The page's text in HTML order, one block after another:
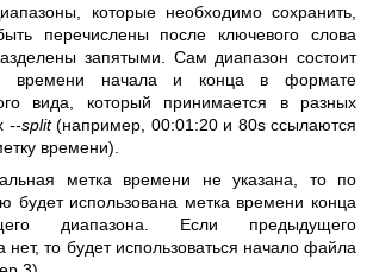
которые необходимо сохранить,
перечислены после ключевого слова
запятыми. Сам диапазон состоит
времени начала и конца в формате
вида, который принимается в разных
--split(например, 00:01:20 и 80s ссылаются
времени).
метка времени не указана, то по
будет использована метка времени конца
диапазона. Если предыдущего
нет, то будет использоваться начало файла